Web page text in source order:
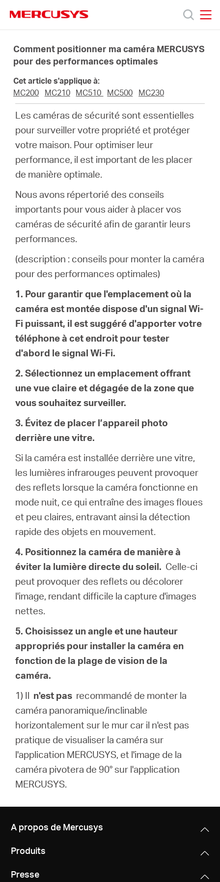
navigation
Produits
propos
Mercusys
Morocco
Français
Comment positionner ma caméra MERCUSYS
pour des performances optimales
Cet article s'applique à:
MC200
MC210 MC510 MC500 MC230
Les caméras de sécurité sont essentielles
pour surveiller votre propriété et protéger
votre maison. Pour optimiser leur
performance, il est important de les placer
de manière optimale.
Nous avons répertorié des conseils
importants pour vous aider à placer vos
caméras de sécurité afin de garantir leurs
performances.
(description : conseils pour monter la caméra
pour des performances optimales)
1. Pour garantir que l'emplacement où la
caméra est montée dispose d'un signal Wi-
Fi puissant, il est suggéré d'apporter votre
téléphone à cet endroit pour tester
d'abord le signal Wi-Fi.
2. Sélectionnez un emplacement offrant
une vue claire et dégagée de la zone que
vous souhaitez surveiller.
3. Évitez de placer l’appareil photo
derrière une vitre.
Si la caméra est installée derrière une vitre,
les lumières infrarouges peuvent provoquer
des reflets lorsque la caméra fonctionne en
mode nuit, ce qui entraîne des images floues
et peu claires, entravant ainsi la détection
rapide des objets en mouvement.
4. Positionnez la caméra de manière à
éviter la lumière directe du soleil. Celle-ci
peut provoquer des reflets ou décolorer
l'image, rendant difficile la capture d'images
nettes.
5. Choisissez un angle et une hauteur
appropriés pour installer la caméra en
fonction de la plage de vision de la
caméra.
1) Il n'est pas recommandé de monter la
caméra panoramique/inclinable
horizontalement sur le mur car il n'est pas
pratique de visualiser la caméra sur
l'application MERCUSYS, et l'image de la
caméra pivotera de 90° sur l'application
MERCUSYS.
A propos de Mercusys
Produits
Presse